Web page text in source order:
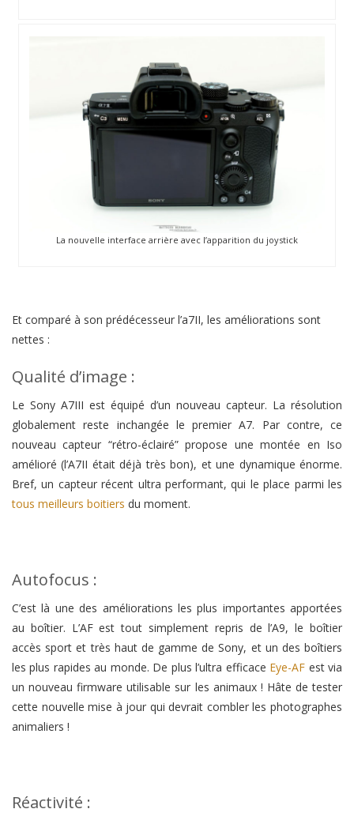
La nouvelle interface arrière avec l’apparition du joystick
Et comparé à son prédécesseur l’a7II, les améliorations sont
nettes :
Qualité d’image :
Le Sony A7III est équipé d’un nouveau capteur. La résolution
globalement reste inchangée le premier A7. Par contre, ce
nouveau capteur “rétro-éclairé” propose une montée en Iso
amélioré (l’A7II était déjà très bon), et une dynamique énorme.
Bref, un capteur récent ultra performant, qui le place parmi les
tous meilleurs boitiers du moment.
Autofocus :
C’est là une des améliorations les plus importantes apportées
au boîtier. L’AF est tout simplement repris de l’A9, le boîtier
accès sport et très haut de gamme de Sony, et un des boîtiers
les plus rapides au monde. De plus l’ultra efficace Eye-AF est via
un nouveau firmware utilisable sur les animaux ! Hâte de tester
cette nouvelle mise à jour qui devrait combler les photographes
animaliers !
Réactivité :